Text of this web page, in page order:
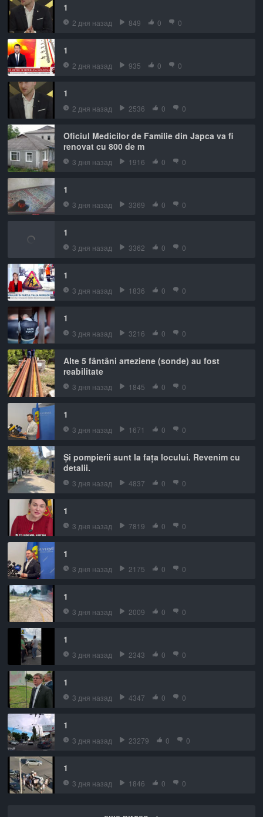
1
2 дня назад 849 0 0
1
2 дня назад 935 0 0
1
2 дня назад 2536 0 0
Oficiul Medicilor de Familie din Japca va fi
renovat cu 800 de m
3 дня назад 1916 0 0
1
3 дня назад 3369 0 0
1
3 дня назад 3362 0 0
1
3 дня назад 1836 0 0
1
3 дня назад 3216 0 0
Alte 5 fântâni arteziene (sonde) au fost
reabilitate
3 дня назад 1845 0 0
1
3 дня назад 1671 0 0
Și pompierii sunt la fața locului. Revenim cu
detalii.
3 дня назад 4837 0 0
1
3 дня назад 7819 0 0
1
3 дня назад 2175 0 0
1
3 дня назад 2009 0 0
1
3 дня назад 2343 0 0
1
3 дня назад 4347 0 0
1
3 дня назад 23279 0 0
1
3 дня назад 1846 0 0